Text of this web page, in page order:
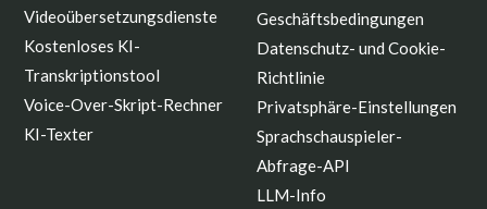
Videoübersetzungsdienste
Kostenloses KI-
Transkriptionstool
Voice-Over-Skript-Rechner
KI-Texter
Geschäftsbedingungen
Datenschutz- und Cookie-
Richtlinie
Privatsphäre-Einstellungen
Sprachschauspieler-
Abfrage-API
LLM-Info